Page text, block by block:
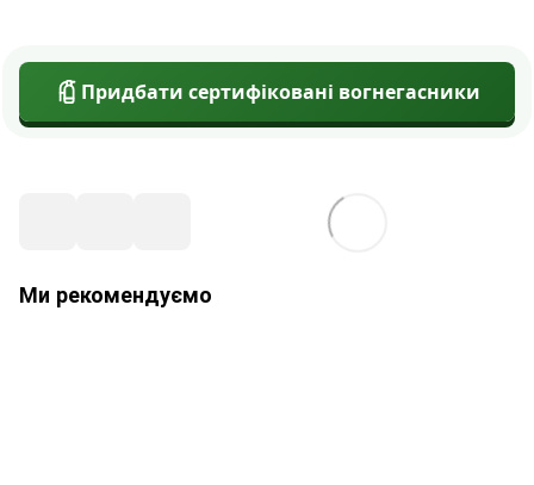
Придбати сертифіковані вогнегасники
Ми рекомендуємо